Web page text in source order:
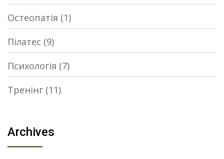
Остеопатія (1)
Пілатес (9)
Психологія (7)
Тренінг (11)
Archives